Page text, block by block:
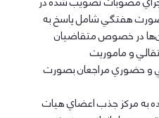
هفتگي شامل پاسخ به
در خصوص متقاضيان
و ماموريت
و حضوري مراجعان بصورت
به مركز جذب اعضاي هيات